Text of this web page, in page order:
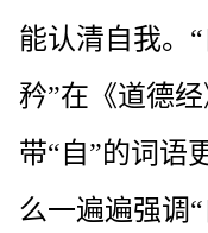
能认清自我。
矜”在《道德
带“自”的词语
么一遍遍强调